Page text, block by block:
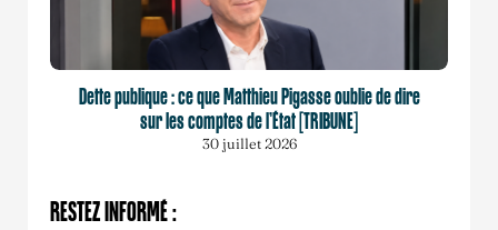
Dette publique : ce que Matthieu Pigasse oublie de dire
sur les comptes de l’État [TRIBUNE]
30 juillet 2026
RESTEZ INFORMÉ :